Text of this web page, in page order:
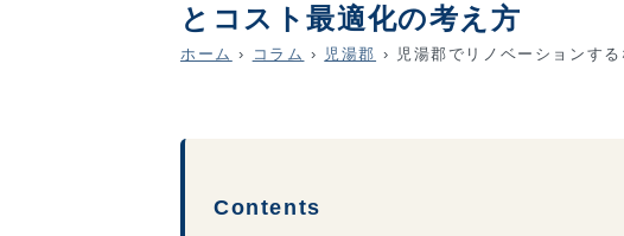
とコスト最適化の考え方
ホーム › コラム › 児湯郡 › 児湯郡でリノベーションす
Contents